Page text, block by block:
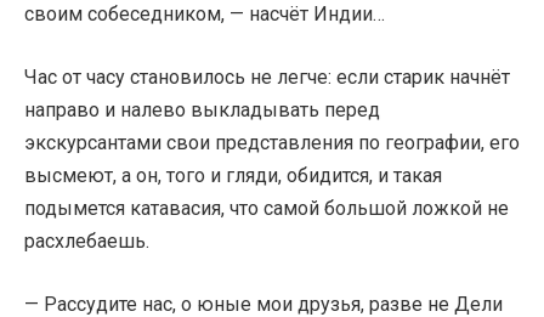
своим собеседником, — насчёт Индии…
Час от часу становилось не легче: если старик начнёт
направо и налево выкладывать перед
экскурсантами свои представления по географии, его
высмеют, а он, того и гляди, обидится, и такая
подымется катавасия, что самой большой ложкой не
расхлебаешь.
— Рассудите нас, о юные мои друзья, разве не Дели